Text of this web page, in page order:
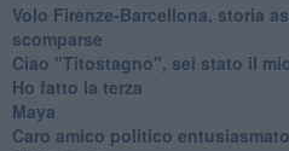
Volo Firenze-Barcellona, storia
scomparse
Ciao "Titostagno", sei stato il
Ho fatto la terza
Maya
Caro amico politico